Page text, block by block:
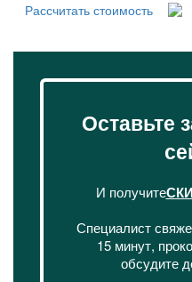
Рассчитать стоимость
Оставьте
И получите
Специалист
15 минут,
обсудите